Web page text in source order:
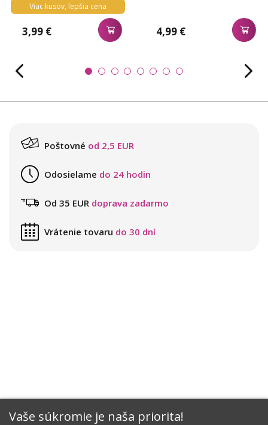
Vaše súkromie je naša priorita!
Viac kusov, lepšia cena
3,99 € 4,99 €
Poštovné od 2,5 EUR
Odosielame do 24 hodin
Od 35 EUR doprava zadarmo
Vrátenie tovaru do 30 dní